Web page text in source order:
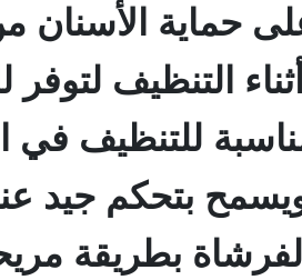
حماية الأسنان
التنظيف لتوفر
للتنظيف في
ويسمح بتحكم جيد
بطريقة